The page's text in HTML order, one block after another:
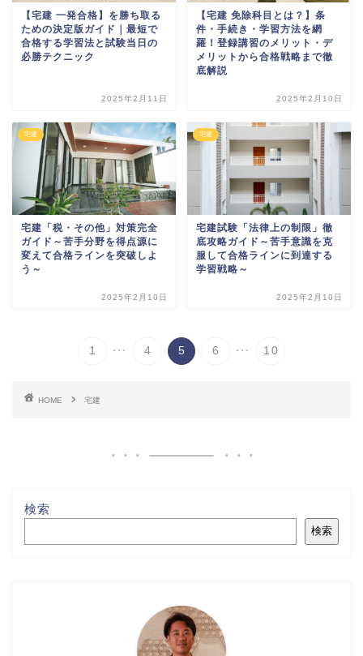
【宅建 一発合格】を勝ち取る
ための決定版ガイド｜最短で
合格する学習法と試験当日の
必勝テクニック
2025年2月11日
【宅建 免除科目とは？】条
件・手続き・学習方法を網
羅！登録講習のメリット・デ
メリットから合格戦略まで徹
底解説
2025年2月10日
宅建
宅建「税・その他」対策完全
ガイド～苦手分野を得点源に
変えて合格ラインを突破しよ
う～
2025年2月10日
宅建
宅建試験「法律上の制限」徹
底攻略ガイド～苦手意識を克
服して合格ラインに到達する
学習戦略～
2025年2月10日
1 ... 4 5 6 ... 10
HOME 宅建
検索
検索